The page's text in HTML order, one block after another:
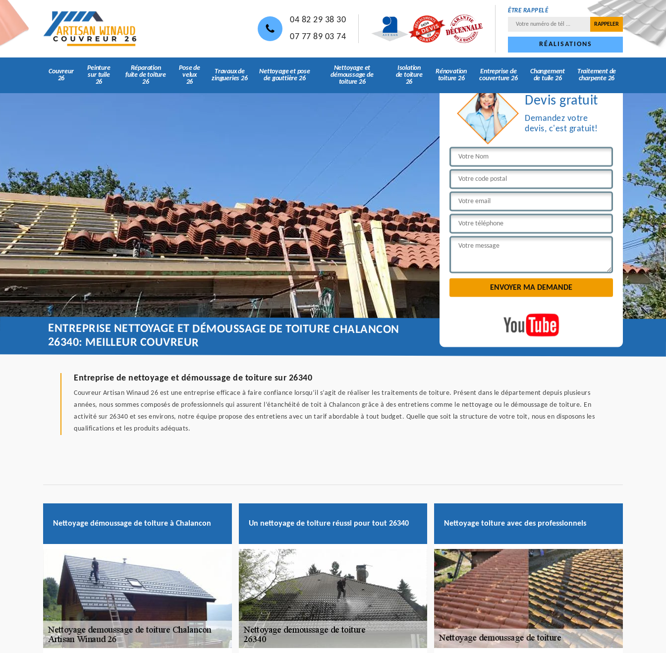
04 82 29 38 30
07 77 89 03 74
ÊTRE RAPPELÉ
RÉALISATIONS
Couvreur
26
Peinture
sur tuile
26
Réparation
fuite de toiture
26
Pose de
velux
26
Travaux de
zingueries 26
Nettoyage et pose
de gouttière 26
Nettoyage et
démoussage de
toiture 26
Isolation
de toiture
26
Rénovation
toiture 26
Entreprise de
couverture 26
Changement
de tuile 26
Traitement de
charpente 26
Devis gratuit
Demandez votre
devis, c'est gratuit!
ENTREPRISE NETTOYAGE ET DÉMOUSSAGE DE TOITURE CHALANCON
26340: MEILLEUR COUVREUR
Entreprise de nettoyage et démoussage de toiture sur 26340
Couvreur Artisan Winaud 26 est une entreprise efficace à faire confiance lorsqu’il s’agit de réaliser les traitements de toiture. Présent dans le département depuis plusieurs
années, nous sommes composés de professionnels qui assurent l’étanchéité de toit à Chalancon grâce à des entretiens comme le nettoyage ou le démoussage de toiture. En
activité sur 26340 et ses environs, notre équipe propose des entretiens avec un tarif abordable à tout budget. Quelle que soit la structure de votre toit, nous en disposons les
qualifications et les produits adéquats.
Nettoyage démoussage de toiture à Chalancon Un nettoyage de toiture réussi pour tout 26340 Nettoyage toiture avec des professionnels